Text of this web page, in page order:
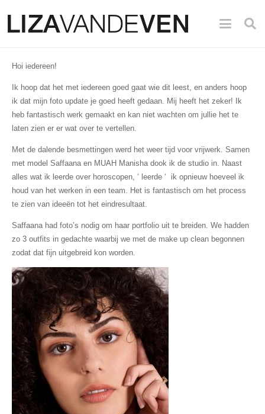
Hoi iedereen!
Ik hoop dat het met iedereen goed gaat wie dit leest, en anders hoop
ik dat mijn foto update je goed heeft gedaan. Mij heeft het zeker! Ik
heb fantastisch werk gemaakt en kan niet wachten om jullie het te
laten zien er er wat over te vertellen.
Met de dalende besmettingen werd het weer tijd voor vrijwerk. Samen
met model Saffaana en MUAH Manisha dook ik de studio in. Naast
alles wat ik leerde over horoscopen, ‘ leerde ‘ ik opnieuw hoeveel ik
houd van het werken in een team. Het is fantastisch om het process
te zien van ideeën tot het eindresultaat.
Saffaana had foto’s nodig om haar portfolio uit te breiden. We hadden
zo 3 outfits in gedachte waarbij we met de make up clean begonnen
zodat dat fijn uitgebreid kon worden.